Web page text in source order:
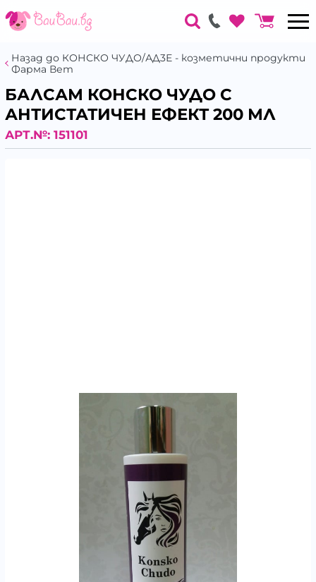
Назад до КОНСКО ЧУДО/АД3Е - козметични продукти
Фарма Вет
БАЛСАМ КОНСКО ЧУДО С
АНТИСТАТИЧЕН ЕФЕКТ 200 МЛ
АРТ.№: 151101